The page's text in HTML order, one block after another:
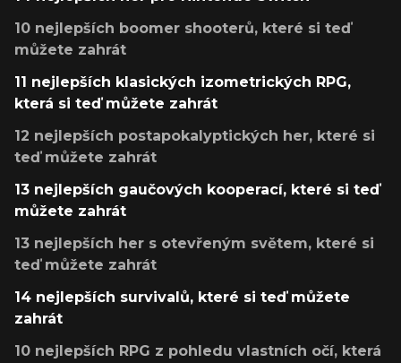
10 nejlepších boomer shooterů, které si teď
můžete zahrát
11 nejlepších klasických izometrických RPG,
která si teď můžete zahrát
12 nejlepších postapokalyptických her, které si
teď můžete zahrát
13 nejlepších gaučových kooperací, které si teď
můžete zahrát
13 nejlepších her s otevřeným světem, které si
teď můžete zahrát
14 nejlepších survivalů, které si teď můžete
zahrát
10 nejlepších RPG z pohledu vlastních očí, která